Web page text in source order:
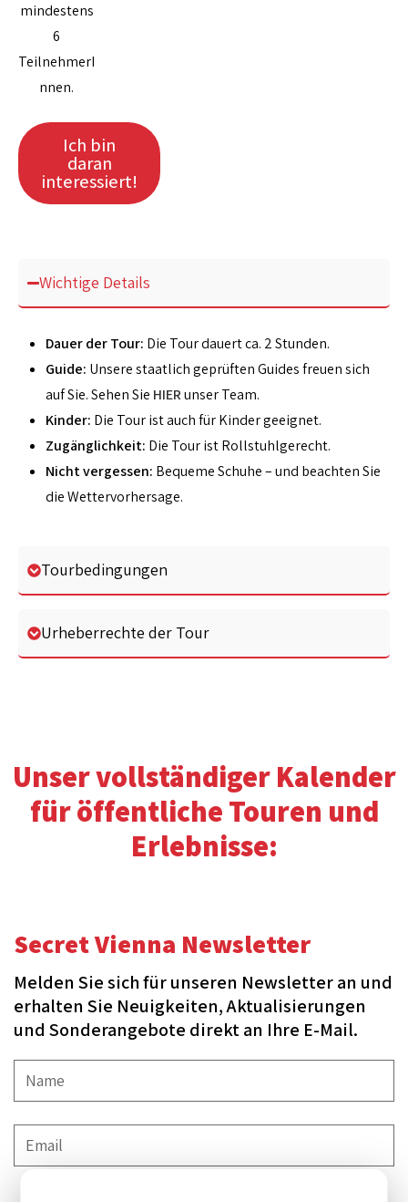
mindestens
6
TeilnehmerI
nnen.
Ich bin
daran
interessiert!
Wichtige Details
Dauer der Tour: Die Tour dauert ca. 2 Stunden.
Guide: Unsere staatlich geprüften Guides freuen sich
auf Sie. Sehen Sie HIERunser Team.
Kinder: Die Tour ist auch für Kinder geeignet.
Zugänglichkeit: Die Tour ist Rollstuhlgerecht.
Nicht vergessen: Bequeme Schuhe – und beachten Sie
die Wettervorhersage.
Tourbedingungen
Urheberrechte der Tour
Unser vollständiger Kalender
für öffentliche Touren und
Erlebnisse:
Secret Vienna Newsletter
Melden Sie sich für unseren Newsletter an und
erhalten Sie Neuigkeiten, Aktualisierungen
und Sonderangebote direkt an Ihre E-Mail.